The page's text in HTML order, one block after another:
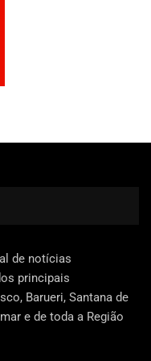
de notícias
principais
Barueri, Santana de
e de toda a Região